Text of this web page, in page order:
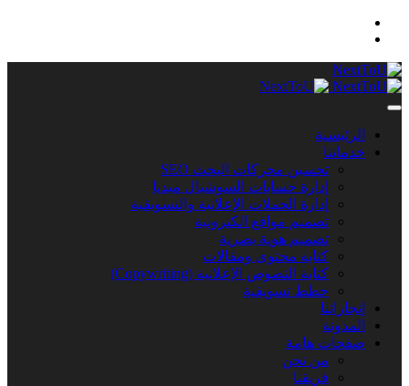
الرئيسية
خدماتنا
تحسين محركات البحث SEO
إدارة حسابات السوشيال ميديا
إدارة الحملات الإعلانية والتسويقية
تصميم مواقع الكترونية
تصميم هوية بصرية
كتابة محتوى ومقالات
كتابة النصوص الإعلانية (Copywriting)
خطط تسويقية
إنجازاتنا
المدونة
صفحات هامة
من نحن
فريقنا